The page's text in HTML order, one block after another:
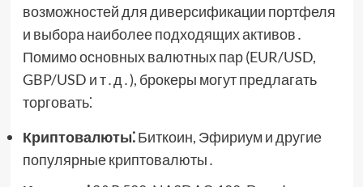
возможностей для диверсификации портфеля
и выбора наиболее подходящих активов․
Помимо основных валютных пар (EUR/USD,
GBP/USD и т․д․), брокеры могут предлагать
торговать⁚
Криптовалюты⁚Биткоин, Эфириум и другие
популярные криптовалюты․